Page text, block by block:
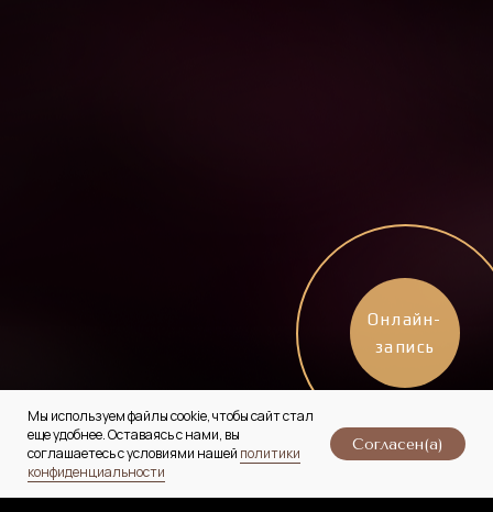
Главная Услуги Цены
Мы используем файлы cookie, чтобы сайт стал
еще удобнее. Оставаясь с нами, вы
соглашаетесь с условиями нашей политики
конфиденциальности
Согласен(а)
Онлайн-
запись